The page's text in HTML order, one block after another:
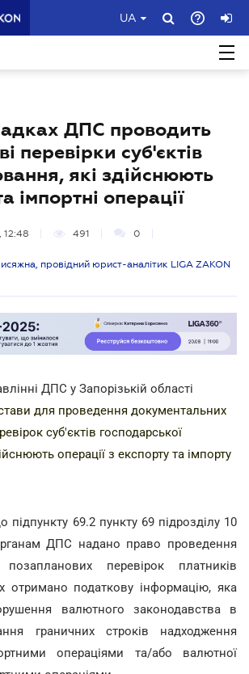
UA
ДПС проводить
перевірки суб'єктів
які здійснюють
імпортні операції
12:48 491 0
провідний юрист-аналітик LIGA ZAKON
ДПС у Запорізькій області
для проведення документальних
суб'єктів господарської
операції з експорту та імпорту
підпункту 69.2 пункту 69 підрозділу 10
ДПС надано право проведення
позапланових перевірок платників
отримано податкову інформацію, яка
валютного законодавства в
граничних строків надходження
операціями та/або валютної